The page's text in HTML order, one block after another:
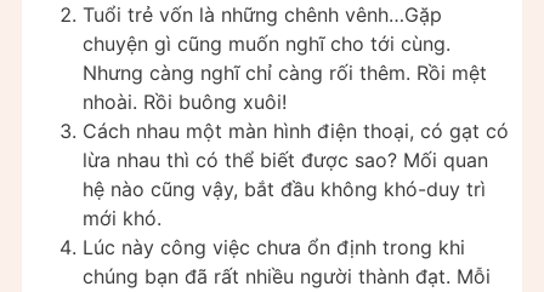
Tuổi trẻ vốn là những chênh vênh…Gặp
chuyện gì cũng muốn nghĩ cho tới cùng.
Nhưng càng nghĩ chỉ càng rối thêm. Rồi mệt
nhoài. Rồi buông xuôi!
Cách nhau một màn hình điện thoại, có gạt có
lừa nhau thì có thể biết được sao? Mối quan
hệ nào cũng vậy, bắt đầu không khó-duy trì
mới khó.
Lúc này công việc chưa ổn định trong khi
chúng bạn đã rất nhiều người thành đạt. Mỗi